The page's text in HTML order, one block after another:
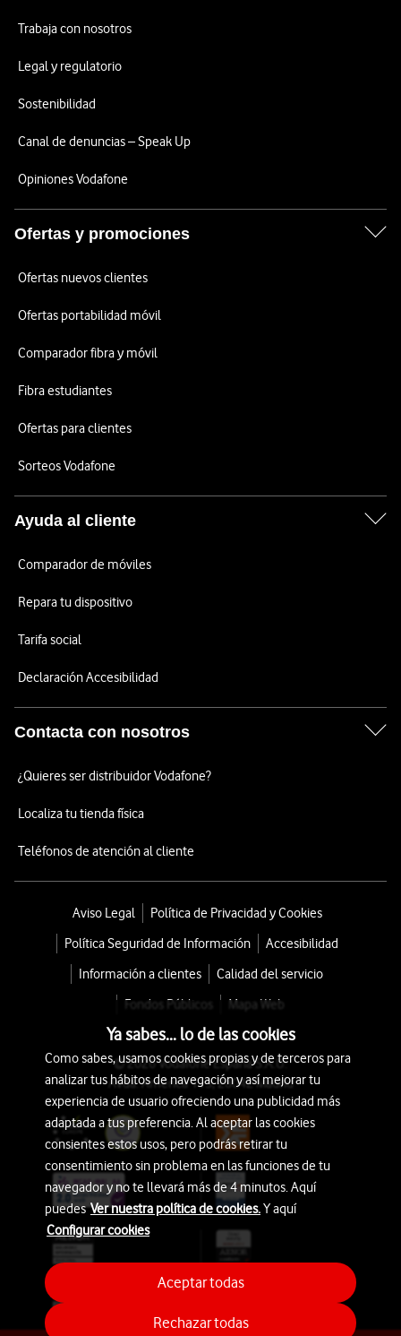
Trabaja con nosotros
Legal y regulatorio
Sostenibilidad
Canal de denuncias – Speak Up
Opiniones Vodafone
Ofertas y promociones
Ofertas nuevos clientes
Ofertas portabilidad móvil
Comparador fibra y móvil
Fibra estudiantes
Ofertas para clientes
Sorteos Vodafone
Ayuda al cliente
Comparador de móviles
Repara tu dispositivo
Tarifa social
Declaración Accesibilidad
Contacta con nosotros
¿Quieres ser distribuidor Vodafone?
Localiza tu tienda física
Teléfonos de atención al cliente
Aviso Legal
Política de Privacidad y Cookies
Política Seguridad de Información
Accesibilidad
Información a clientes
Calidad del servicio
Fondos Públicos
Mapa Web
© 2026 Vodafone España S.A.U.
Avda. América 115, 28042 Madrid
Ya sabes... lo de las cookies
Como sabes, usamos cookies propias y de terceros para
analizar tus hábitos de navegación y así mejorar tu
experiencia de usuario ofreciendo una publicidad más
adaptada a tus preferencia. Al aceptar las cookies
consientes estos usos, pero podrás retirar tu
consentimiento sin problema en las funciones de tu
navegador y no te llevará más de 4 minutos. Aquí
puedesVer nuestra política de cookies.Y aquí
Configurar cookies
Rechazar todas
Aceptar todas